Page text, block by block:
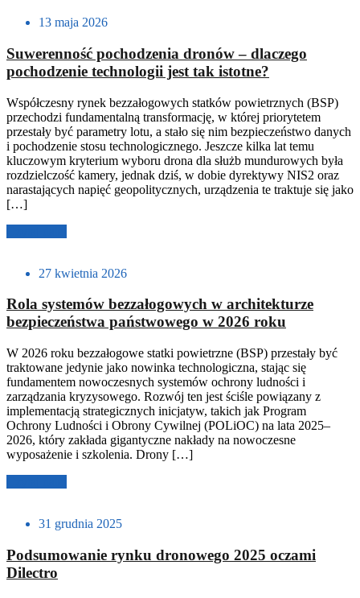
13 maja 2026
Suwerenność pochodzenia dronów – dlaczego
pochodzenie technologii jest tak istotne?
Współczesny rynek bezzałogowych statków powietrznych (BSP)
przechodzi fundamentalną transformację, w której priorytetem
przestały być parametry lotu, a stało się nim bezpieczeństwo danych
i pochodzenie stosu technologicznego. Jeszcze kilka lat temu
kluczowym kryterium wyboru drona dla służb mundurowych była
rozdzielczość kamery, jednak dziś, w dobie dyrektywy NIS2 oraz
narastających napięć geopolitycznych, urządzenia te traktuje się jako
[…]
27 kwietnia 2026
Rola systemów bezzałogowych w architekturze
bezpieczeństwa państwowego w 2026 roku
W 2026 roku bezzałogowe statki powietrzne (BSP) przestały być
traktowane jedynie jako nowinka technologiczna, stając się
fundamentem nowoczesnych systemów ochrony ludności i
zarządzania kryzysowego. Rozwój ten jest ściśle powiązany z
implementacją strategicznych inicjatyw, takich jak Program
Ochrony Ludności i Obrony Cywilnej (POLiOC) na lata 2025–
2026, który zakłada gigantyczne nakłady na nowoczesne
wyposażenie i szkolenia. Drony […]
31 grudnia 2025
Podsumowanie rynku dronowego 2025 oczami
Dilectro